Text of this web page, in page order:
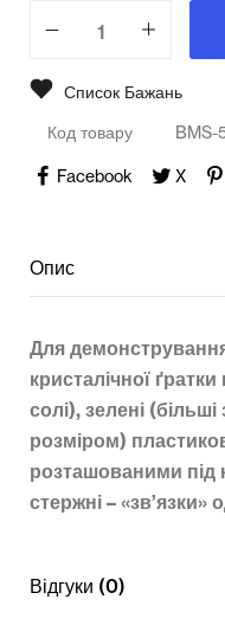
STEM
Список Бажань
Код товару BMS-
Facebook X
Опис
Для
кристалічної
солі), зелені
розміром)
розташованими під
стержні –
Відгуки (0)